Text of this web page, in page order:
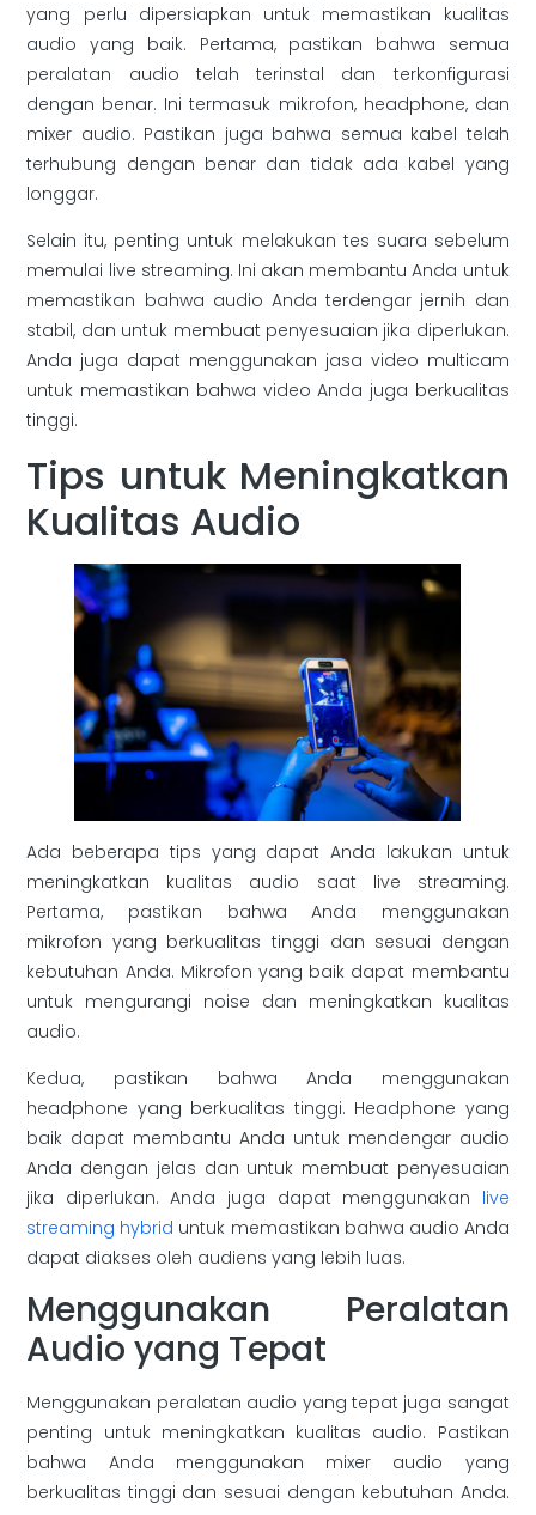
yang perlu dipersiapkan untuk memastikan kualitas
audio yang baik. Pertama, pastikan bahwa semua
peralatan audio telah terinstal dan terkonfigurasi
dengan benar. Ini termasuk mikrofon, headphone, dan
mixer audio. Pastikan juga bahwa semua kabel telah
terhubung dengan benar dan tidak ada kabel yang
longgar.
Selain itu, penting untuk melakukan tes suara sebelum
memulai live streaming. Ini akan membantu Anda untuk
memastikan bahwa audio Anda terdengar jernih dan
stabil, dan untuk membuat penyesuaian jika diperlukan.
Anda juga dapat menggunakan jasa video multicam
untuk memastikan bahwa video Anda juga berkualitas
tinggi.
Tips untuk Meningkatkan
Kualitas Audio
Ada beberapa tips yang dapat Anda lakukan untuk
meningkatkan kualitas audio saat live streaming.
Pertama, pastikan bahwa Anda menggunakan
mikrofon yang berkualitas tinggi dan sesuai dengan
kebutuhan Anda. Mikrofon yang baik dapat membantu
untuk mengurangi noise dan meningkatkan kualitas
audio.
Kedua, pastikan bahwa Anda menggunakan
headphone yang berkualitas tinggi. Headphone yang
baik dapat membantu Anda untuk mendengar audio
Anda dengan jelas dan untuk membuat penyesuaian
jika diperlukan. Anda juga dapat menggunakan live
streaming hybrid untuk memastikan bahwa audio Anda
dapat diakses oleh audiens yang lebih luas.
Menggunakan Peralatan
Audio yang Tepat
Menggunakan peralatan audio yang tepat juga sangat
penting untuk meningkatkan kualitas audio. Pastikan
bahwa Anda menggunakan mixer audio yang
berkualitas tinggi dan sesuai dengan kebutuhan Anda.